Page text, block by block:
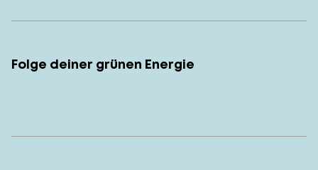
Folge deiner grünen Energie